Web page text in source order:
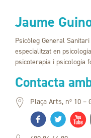
Jaume
Psicòleg General Sanitari
especialitzat en
psicoterapia i psicologia
Contacta
Plaça Arts, nº 10 –